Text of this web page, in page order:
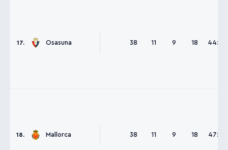
17. Osasuna 38 11 9 18 44:50
18. Mallorca 38 11 9 18 47:57